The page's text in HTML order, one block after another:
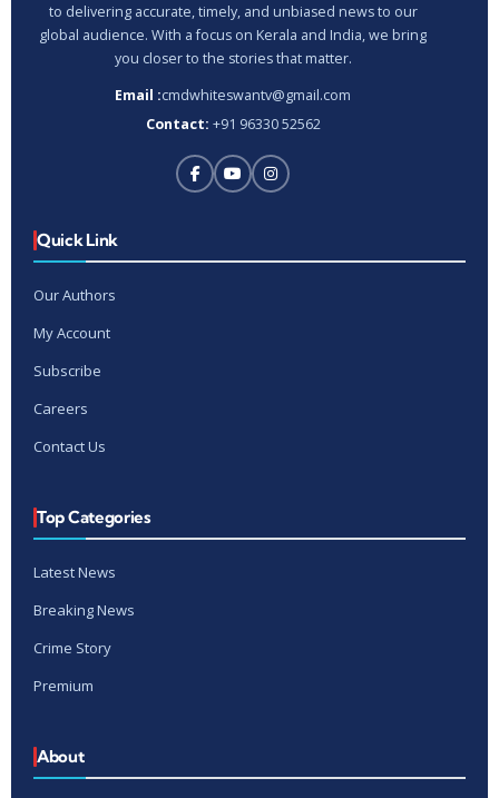
to delivering accurate, timely, and unbiased news to our
global audience. With a focus on Kerala and India, we bring
you closer to the stories that matter.
Email :cmdwhiteswantv@gmail.com
Contact: +91 96330 52562
Quick Link
Our Authors
My Account
Subscribe
Careers
Contact Us
Top Categories
Latest News
Breaking News
Crime Story
Premium
About